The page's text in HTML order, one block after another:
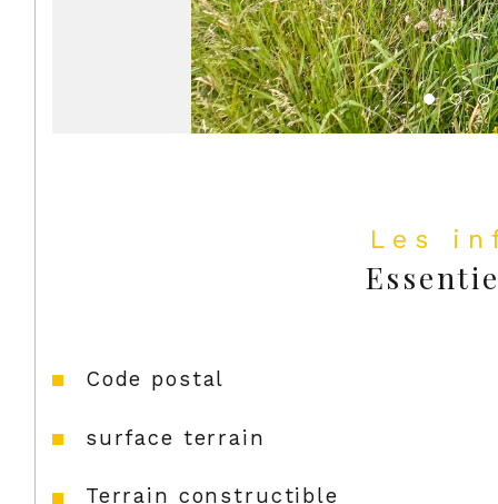
Les
Caractéristiques Valeurs
Code postal
surface terrain
Terrain constructible